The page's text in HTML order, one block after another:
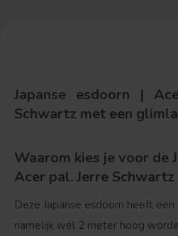
Japanse esdoorn |
Schwartz met een
Waarom kies je voor de
Acer pal. Jerre Schwartz
Deze Japanse esdoorn heeft
namelijk wel 2 meter hoog